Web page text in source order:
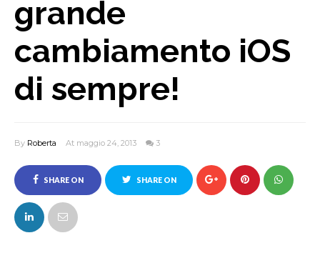
grande
cambiamento iOS
di sempre!
By Roberta At maggio 24, 2013 3
SHARE ON
FACEBOOK
SHARE ON